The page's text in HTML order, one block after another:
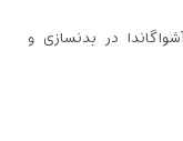
در بدنسازی و